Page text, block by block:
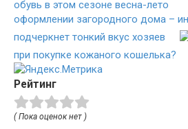
обувь в этом сезоне весна-лето
оформлении загородного дома –
подчеркнет тонкий вкус хозяев
при покупке кожаного кошелька?
Рейтинг
( Пока оценок нет )